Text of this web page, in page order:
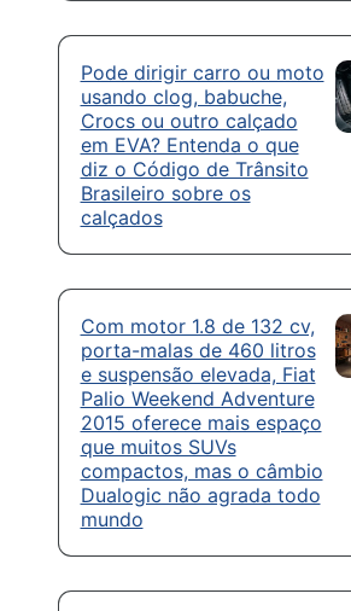
Pode dirigir carro ou moto
usando clog, babuche,
Crocs ou outro calçado
em EVA? Entenda o que
diz o Código de Trânsito
Brasileiro sobre os
calçados
Com motor 1.8 de 132 cv,
porta-malas de 460 litros
e suspensão elevada, Fiat
Palio Weekend Adventure
2015 oferece mais espaço
que muitos SUVs
compactos, mas o câmbio
Dualogic não agrada todo
mundo